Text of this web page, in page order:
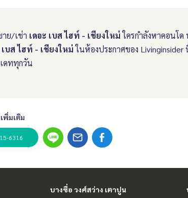
ย/เช่า เดอะ เบส ไฮท์ - เชียงใหม่ใครกำลังหาคอนโด
เบส ไฮท์ - เชียงใหม่ในห้องประกาศของ
ดททุกวัน
พิ่มเติม
6316
บางซื่อ วงศ์สว่าง เตาปูน